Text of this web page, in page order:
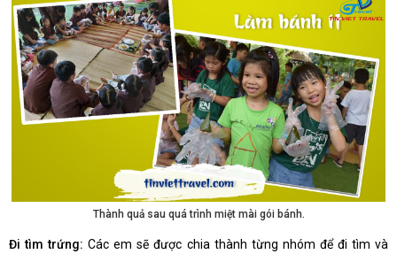
Thành quả sau quá trình miệt mài gói bánh.
Đi tìm trứng:Các em sẽ được chia thành từng nhóm để đi tìm và